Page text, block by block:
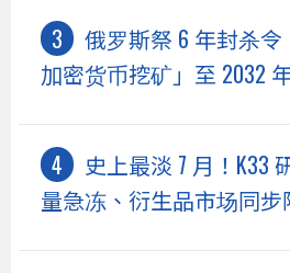
俄罗斯祭 6 年封杀
加密货币挖矿」至 2032
史上最淡 7 月！K33
量急冻、衍生品市场同步